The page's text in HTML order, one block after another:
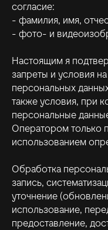
согласие:
- фамилия, имя,
- фото- и
Настоящим я
запреты и условия
персональных
также условия, при
персональные
Оператором только
использованием
Обработка
запись,
уточнение
использование,
предоставление,